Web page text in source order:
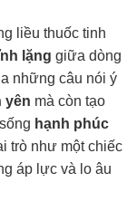
liều thuốc tinh
lặng giữa dòng
những câu nói ý
yên mà còn tạo
hạnh phúc
trò như một chiếc
áp lực và lo âu